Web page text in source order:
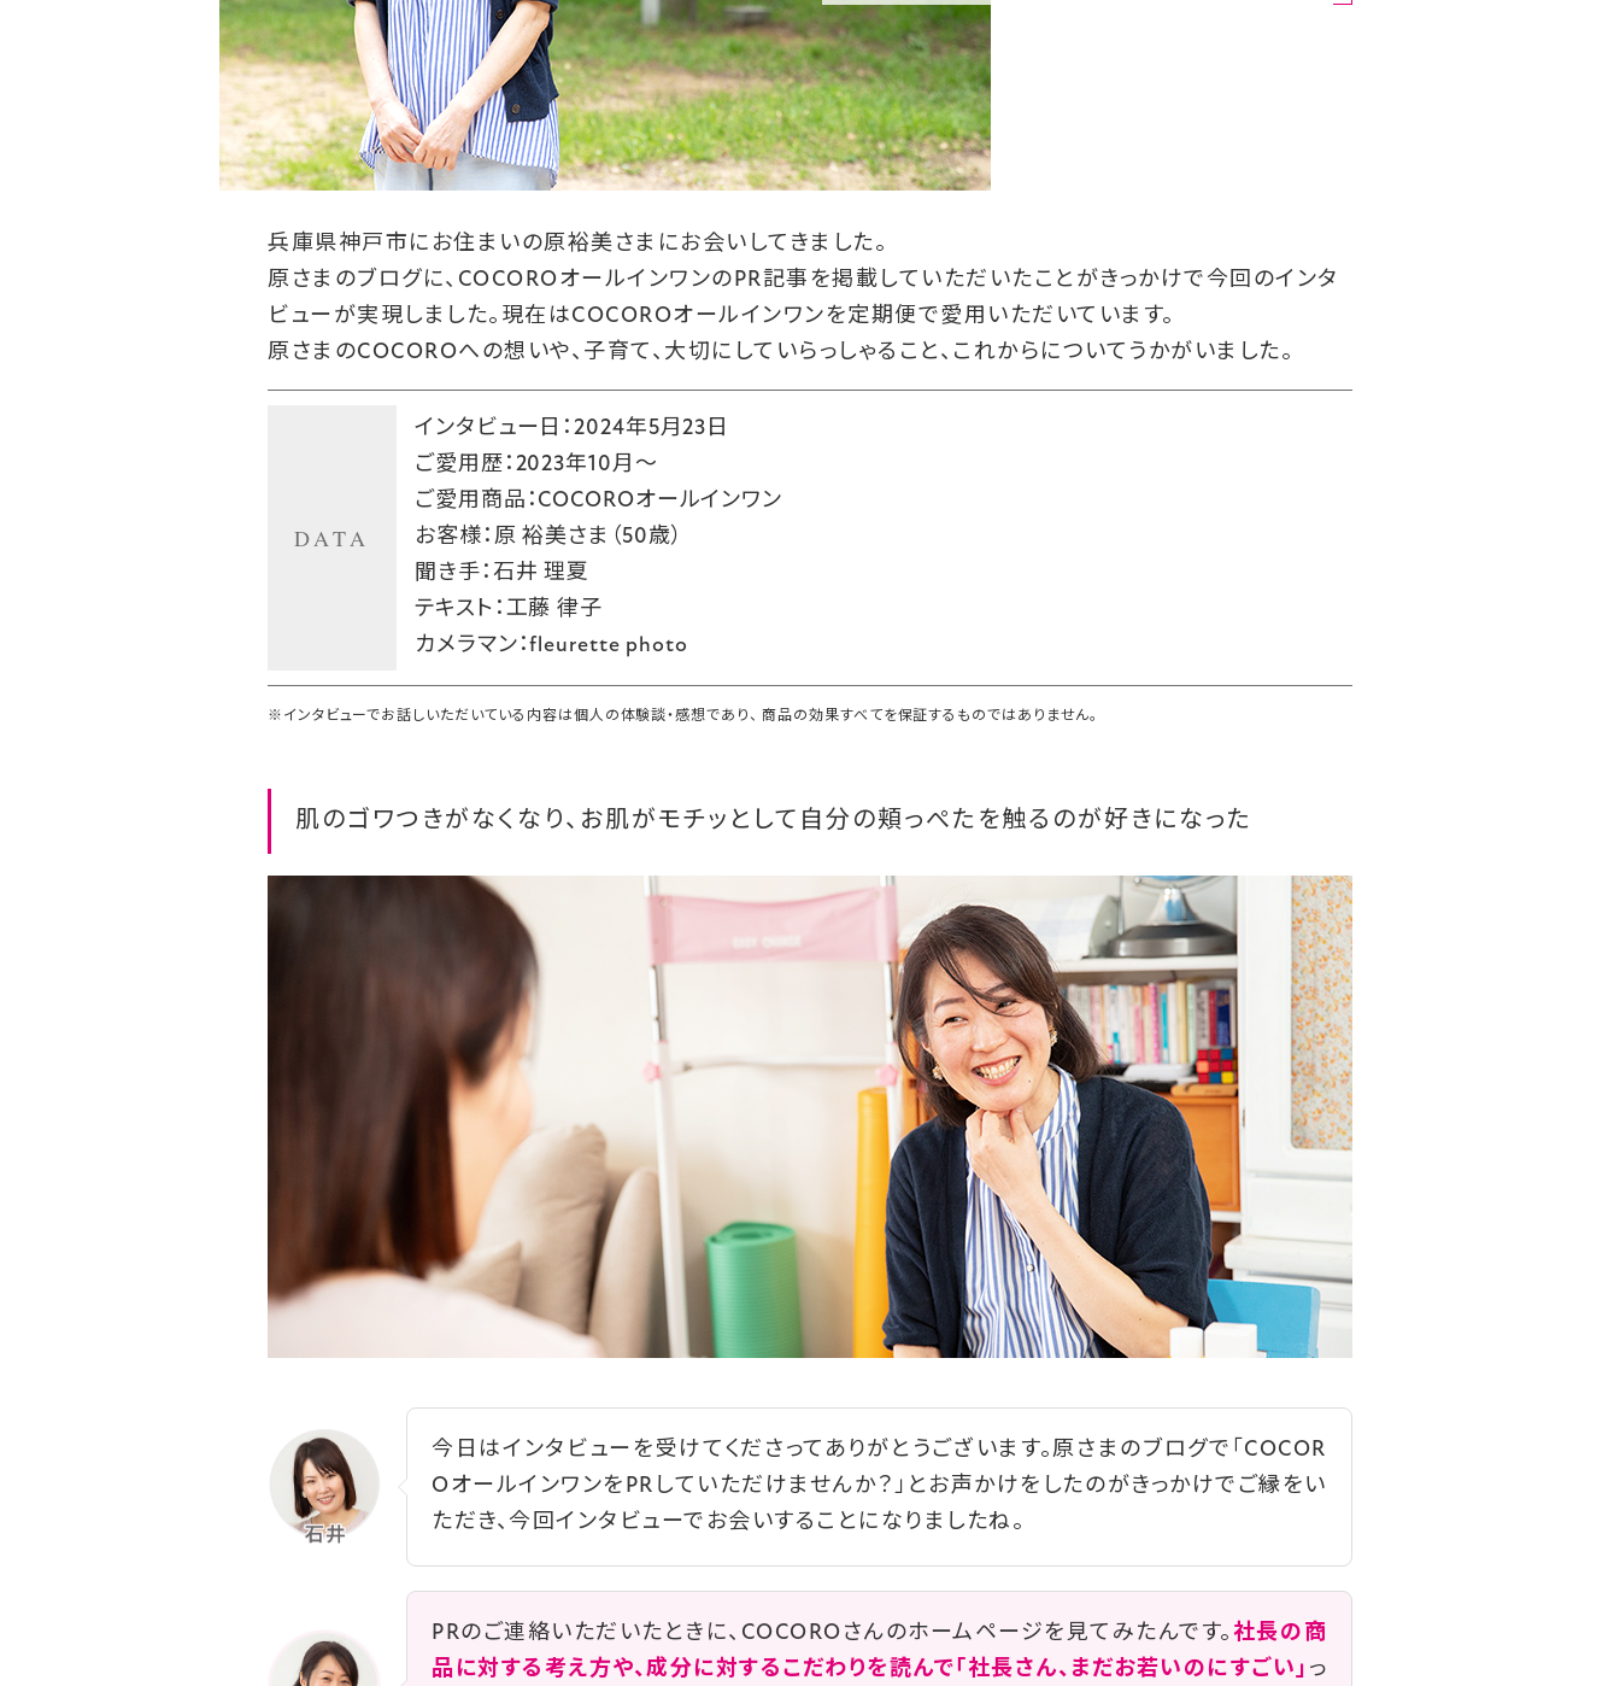
兵庫県神戸市にお住まいの原裕美さまにお会いしてきました。
原さまのブログに、COCOROオールインワンのPR記事を掲載していただいたことがきっかけで今回のインタ
ビューが実現しました。現在はCOCOROオールインワンを定期便で愛用いただいています。
原さまのCOCOROへの想いや、子育て、大切にしていらっしゃること、これからについてうかがいました。
DATA
インタビュー日：2024年5月23日
ご愛用歴：2023年10月～
ご愛用商品：COCOROオールインワン
お客様：原 裕美さま（50歳）
聞き手：石井 理夏
テキスト：工藤 律子
カメラマン：fleurette photo
※インタビューでお話しいただいている内容は個人の体験談・感想であり、 商品の効果すべてを保証するものではありません。
肌のゴワつきがなくなり、お肌がモチッとして自分の頬っぺたを触るのが好きになった
今日はインタビューを受けてくださってありがとうございます。原さまのブログで「COCOR
OオールインワンをPRしていただけませんか？」とお声かけをしたのがきっかけでご縁をい
ただき、今回インタビューでお会いすることになりましたね。
PRのご連絡いただいたときに、COCOROさんのホームページを見てみたんです。 社長の商
品に対する考え方や、成分に対するこだわりを読んで「社長さん、まだお若いのにすごい」 っ